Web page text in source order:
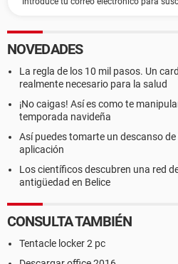
NOVEDADES
La regla de los 10 mil pasos. Un
realmente necesario para la salud
¡No caigas! Así es como te
temporada navideña
Así puedes tomarte un descanso
aplicación
Los científicos descubren una red
antigüedad en Belice
CONSULTA TAMBIÉN
Tentacle locker 2 pc